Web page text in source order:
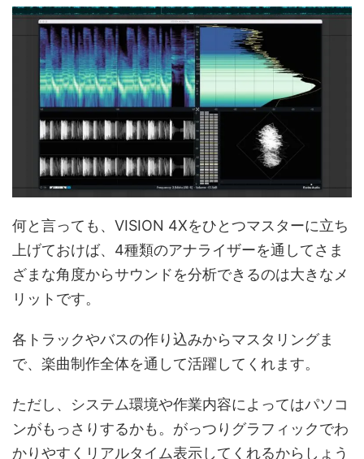
何と言っても、VISION 4Xをひとつマスターに立ち
上げておけば、4種類のアナライザーを通してさま
ざまな角度からサウンドを分析できるのは大きなメ
リットです。
各トラックやバスの作り込みからマスタリングま
で、楽曲制作全体を通して活躍してくれます。
ただし、システム環境や作業内容によってはパソコ
ンがもっさりするかも。がっつりグラフィックでわ
かりやすくリアルタイム表示してくれるからしょう